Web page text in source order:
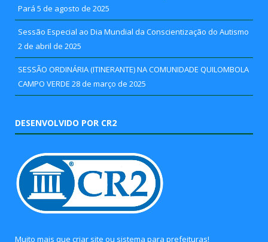
Pará 5 de agosto de 2025
Sessão Especial ao Dia Mundial da Conscientização do Autismo
2 de abril de 2025
SESSÃO ORDINÁRIA (ITINERANTE) NA COMUNIDADE QUILOMBOLA
CAMPO VERDE 28 de março de 2025
DESENVOLVIDO POR CR2
Muito mais que criar site ou sistema para prefeituras!